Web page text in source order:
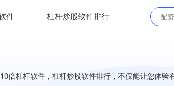
件 杠杆炒股软件排行
倍杠杆软件，杠杆炒股软件排行，不仅能让您体验